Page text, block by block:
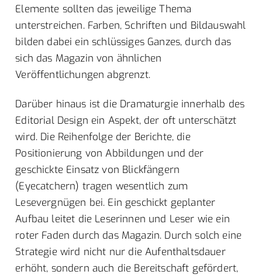
Elemente sollten das jeweilige Thema
unterstreichen. Farben, Schriften und Bildauswahl
bilden dabei ein schlüssiges Ganzes, durch das
sich das Magazin von ähnlichen
Veröffentlichungen abgrenzt.
Darüber hinaus ist die Dramaturgie innerhalb des
Editorial Design ein Aspekt, der oft unterschätzt
wird. Die Reihenfolge der Berichte, die
Positionierung von Abbildungen und der
geschickte Einsatz von Blickfängern
(Eyecatchern) tragen wesentlich zum
Lesevergnügen bei. Ein geschickt geplanter
Aufbau leitet die Leserinnen und Leser wie ein
roter Faden durch das Magazin. Durch solch eine
Strategie wird nicht nur die Aufenthaltsdauer
erhöht, sondern auch die Bereitschaft gefördert,